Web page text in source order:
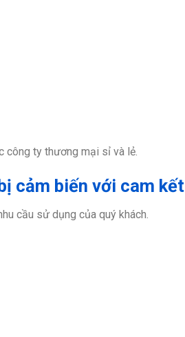
công ty thương mại sỉ và lẻ.
cảm biến với cam kết
cầu sử dụng của quý khách.